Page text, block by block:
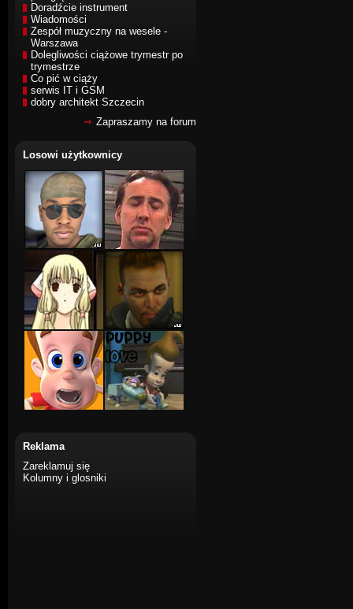
Doradźcie instrument
Wiadomości
Zespół muzyczny na wesele -
Warszawa
Dolegliwości ciążowe trymestr po
trymestrze
Co pić w ciąży
serwis IT i GSM
dobry architekt Szczecin
Zapraszamy na forum
Losowi użytkownicy
Reklama
Zareklamuj się
Kolumny i glosniki